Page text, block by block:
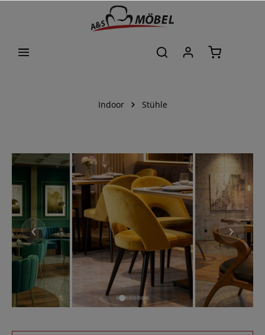
Indoor Stühle
‹ ›